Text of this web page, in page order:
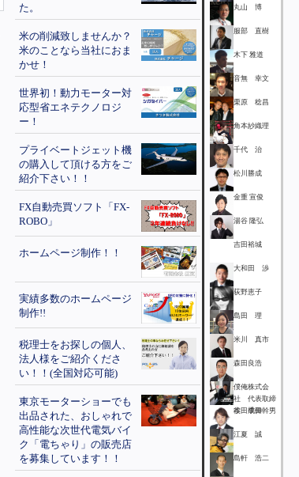
た。
米の削減致しませんか？
米のことなら当社におま
かせ！
世界初！動力モーター対
応型省エネテクノロジ
ー！
プライベートジェット機
の購入して頂ける方をご
紹介下さい！！
FX自動売買ソフト「FX-
ROBO」
ホームページ制作！！
実績多数のホームページ
制作!!
税理士をお探しの個人、
法人様をご紹介くださ
い！！(全国対応可能)
東京モーターショーでも
出品された、おしゃれで
高性能な次世代電気バイ
ク「電ちゃり」の販売店
を募集しています！！
丸山 博
服部 直樹
木下 雅道
音無 幸文
栗原 稔昌
角本紗織理
千代 治
松川勝成
金重 宣俊
湯谷 隆弘
吉田裕城
大和田 渉
荻野恵子
島田 理
米川 真市
森田良浩
僕俺株式会
社 代表取締
役 成田幹男
本田季伸
江夏 誠
島軒 浩二